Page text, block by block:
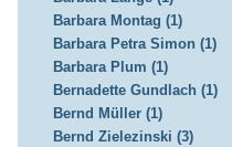
Barbara Montag (1)
Barbara Petra Simon (1)
Barbara Plum (1)
Bernadette Gundlach (1)
Bernd Müller (1)
Bernd Zielezinski (3)